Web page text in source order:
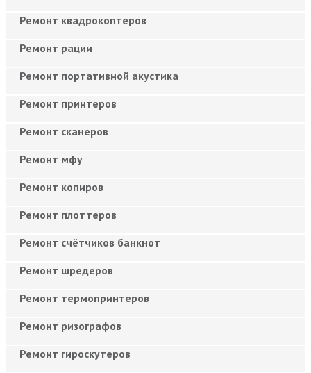
Ремонт квадрокоптеров
Ремонт рации
Ремонт портативной акустика
Ремонт принтеров
Ремонт сканеров
Ремонт мфу
Ремонт копиров
Ремонт плоттеров
Ремонт счётчиков банкнот
Ремонт шредеров
Ремонт термопринтеров
Ремонт ризографов
Ремонт гироскутеров